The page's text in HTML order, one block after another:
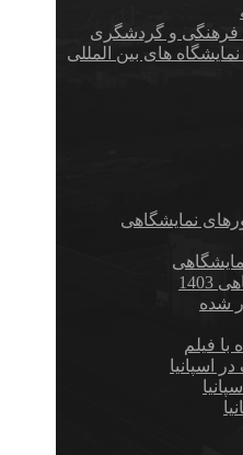
فرهنگی و گردشگری
های بین المللی
نمایشگاهی
شده
با فیلم
اسپانیا